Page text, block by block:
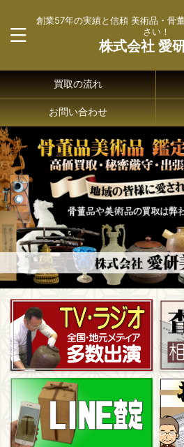
創業57年の実績と信頼 美術品・骨
さい！
株式会社 愛
買取の流れ
お問い合わせ